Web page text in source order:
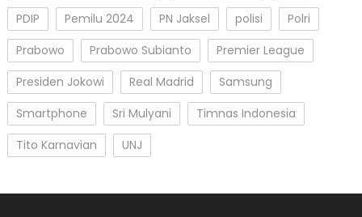
PDIP
Pemilu 2024 PN Jaksel polisi
Polri
Prabowo
Prabowo Subianto
Premier League
Presiden Jokowi
Real Madrid
Samsung
Smartphone
Sri Mulyani
Timnas Indonesia
Tito Karnavian
UNJ